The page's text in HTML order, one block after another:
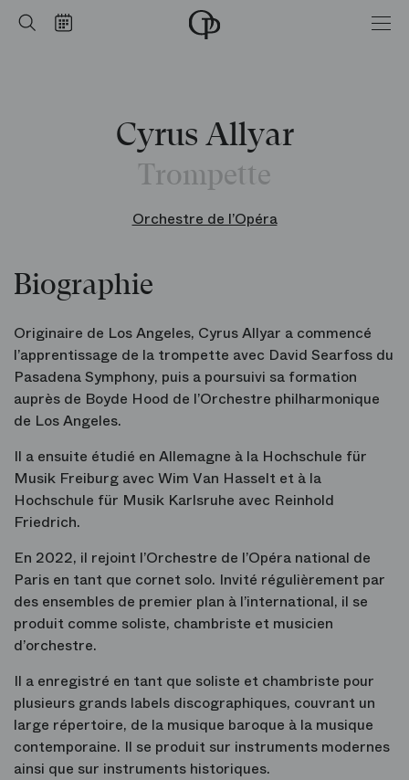
Rechercher
Calendrier Accueil
Cyrus Allyar
Trompette
Orchestre de l’Opéra
Biographie
Originaire de Los Angeles, Cyrus Allyar a commencé
l’apprentissage de la trompette avec David Searfoss du
Pasadena Symphony, puis a poursuivi sa formation
auprès de Boyde Hood de l’Orchestre philharmonique
de Los Angeles.
Il a ensuite étudié en Allemagne à la Hochschule für
Musik Freiburg avec Wim Van Hasselt et à la
Hochschule für Musik Karlsruhe avec Reinhold
Friedrich.
En 2022, il rejoint l’Orchestre de l’Opéra national de
Paris en tant que cornet solo. Invité régulièrement par
des ensembles de premier plan à l’international, il se
produit comme soliste, chambriste et musicien
d’orchestre.
Il a enregistré en tant que soliste et chambriste pour
plusieurs grands labels discographiques, couvrant un
large répertoire, de la musique baroque à la musique
contemporaine. Il se produit sur instruments modernes
ainsi que sur instruments historiques.